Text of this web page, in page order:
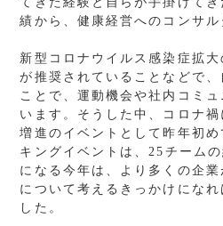
績から、健康経営へのコンサル
新型コロナウイルス感染症拡
が推奨されていることなどで
ことで、運動機会や社内コミ
います。そうした中、コロナ
増進のイベントとして昨年初
キングイベントは、25チーム
になる今年は、より多くの企
について考えるきっかけにな
した。